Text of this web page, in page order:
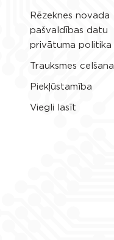
Rēzeknes novada
pašvaldības datu
privātuma politika
Trauksmes celšana
Piekļūstamība
Viegli lasīt